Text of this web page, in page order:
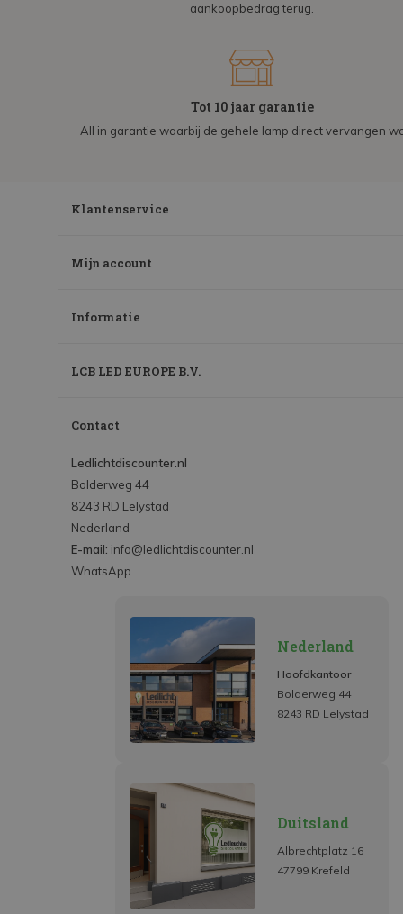
aankoopbedrag terug.
Tot 10 jaar garantie
All in garantie waarbij de gehele lamp direct vervangen
Klantenservice
Mijn account
Informatie
LCB LED EUROPE B.V.
Contact
Ledlichtdiscounter.nl
Bolderweg 44
8243 RD Lelystad
Nederland
E-mail: info@ledlichtdiscounter.nl
WhatsApp
Nederland
Hoofdkantoor
Bolderweg 44
8243 RD Lelystad
Duitsland
Albrechtplatz 16
47799 Krefeld